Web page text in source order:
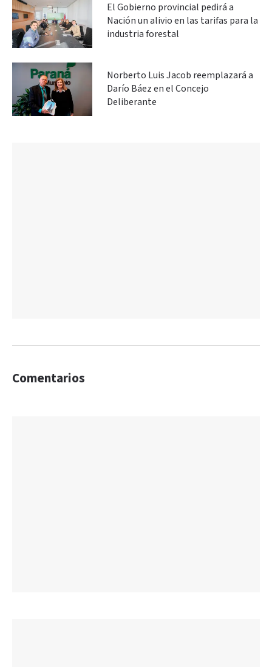
El Gobierno provincial pedirá a
Nación un alivio en las tarifas para la
industria forestal
Norberto Luis Jacob reemplazará a
Darío Báez en el Concejo
Deliberante
Comentarios